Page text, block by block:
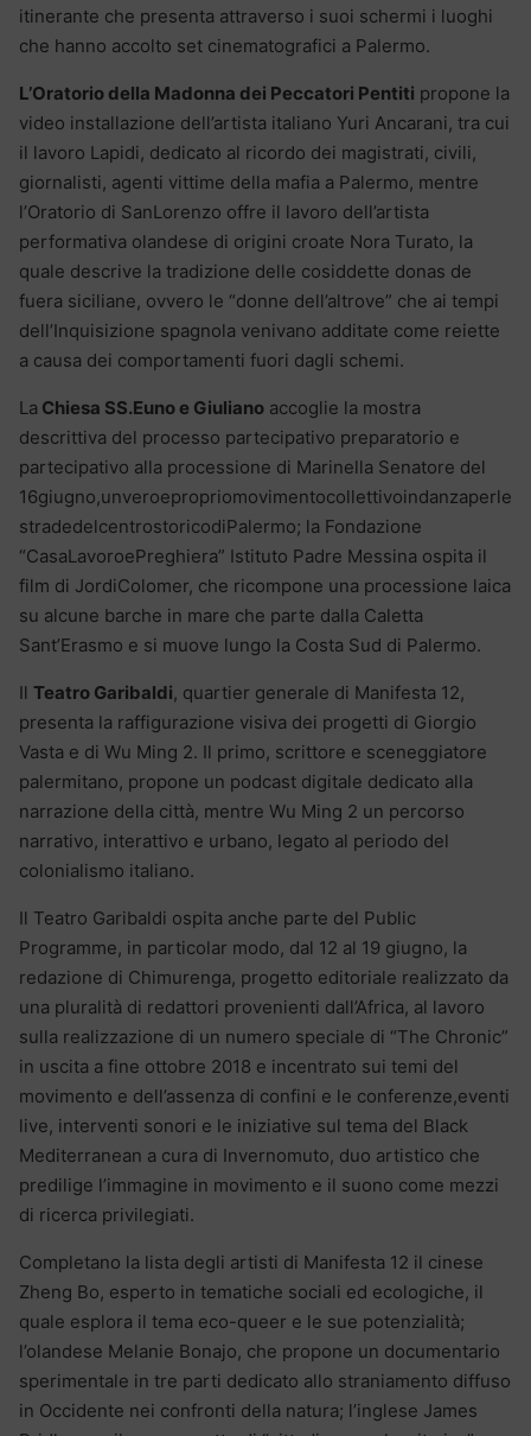
itinerante che presenta attraverso i suoi schermi i luoghi
che hanno accolto set cinematografici a Palermo.
L’Oratorio della Madonna dei Peccatori Pentiti propone la
video installazione dell’artista italiano Yuri Ancarani, tra cui
il lavoro Lapidi, dedicato al ricordo dei magistrati, civili,
giornalisti, agenti vittime della mafia a Palermo, mentre
l’Oratorio di SanLorenzo offre il lavoro dell’artista
performativa olandese di origini croate Nora Turato, la
quale descrive la tradizione delle cosiddette donas de
fuera siciliane, ovvero le “donne dell’altrove” che ai tempi
dell’Inquisizione spagnola venivano additate come reiette
a causa dei comportamenti fuori dagli schemi.
La Chiesa SS.Euno e Giuliano accoglie la mostra
descrittiva del processo partecipativo preparatorio e
partecipativo alla processione di Marinella Senatore del
16giugno,unveroepropriomovimentocollettivoindanzaperle
stradedelcentrostoricodiPalermo; la Fondazione
“CasaLavoroePreghiera” Istituto Padre Messina ospita il
film di JordiColomer, che ricompone una processione laica
su alcune barche in mare che parte dalla Caletta
Sant’Erasmo e si muove lungo la Costa Sud di Palermo.
Il Teatro Garibaldi, quartier generale di Manifesta 12,
presenta la raffigurazione visiva dei progetti di Giorgio
Vasta e di Wu Ming 2. Il primo, scrittore e sceneggiatore
palermitano, propone un podcast digitale dedicato alla
narrazione della città, mentre Wu Ming 2 un percorso
narrativo, interattivo e urbano, legato al periodo del
colonialismo italiano.
Il Teatro Garibaldi ospita anche parte del Public
Programme, in particolar modo, dal 12 al 19 giugno, la
redazione di Chimurenga, progetto editoriale realizzato da
una pluralità di redattori provenienti dall’Africa, al lavoro
sulla realizzazione di un numero speciale di “The Chronic”
in uscita a fine ottobre 2018 e incentrato sui temi del
movimento e dell’assenza di confini e le conferenze,eventi
live, interventi sonori e le iniziative sul tema del Black
Mediterranean a cura di Invernomuto, duo artistico che
predilige l’immagine in movimento e il suono come mezzi
di ricerca privilegiati.
Completano la lista degli artisti di Manifesta 12 il cinese
Zheng Bo, esperto in tematiche sociali ed ecologiche, il
quale esplora il tema eco-queer e le sue potenzialità;
l’olandese Melanie Bonajo, che propone un documentario
sperimentale in tre parti dedicato allo straniamento diffuso
in Occidente nei confronti della natura; l’inglese James